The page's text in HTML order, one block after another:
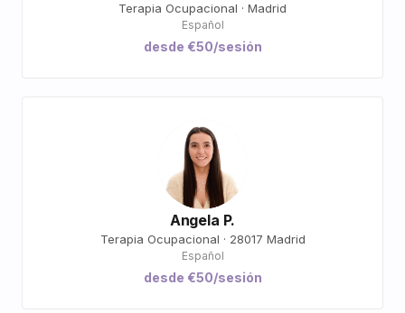
Terapia Ocupacional · Madrid
Español
desde €50/sesión
Angela P.
Terapia Ocupacional · 28017 Madrid
Español
desde €50/sesión